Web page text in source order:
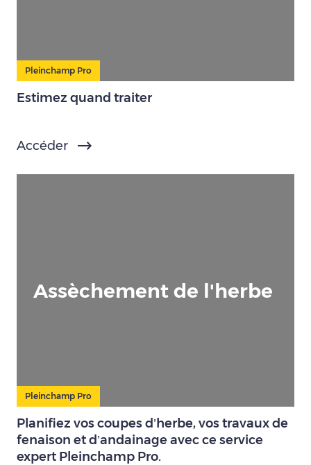
Pleinchamp Pro
Estimez quand traiter
Accéder
Assèchement de l'herbe
Pleinchamp Pro
Planifiez vos coupes d’herbe, vos travaux de
fenaison et d’andainage avec ce service
expert Pleinchamp Pro.